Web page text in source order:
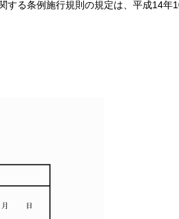
る条例施行規則の規定は、平成14年